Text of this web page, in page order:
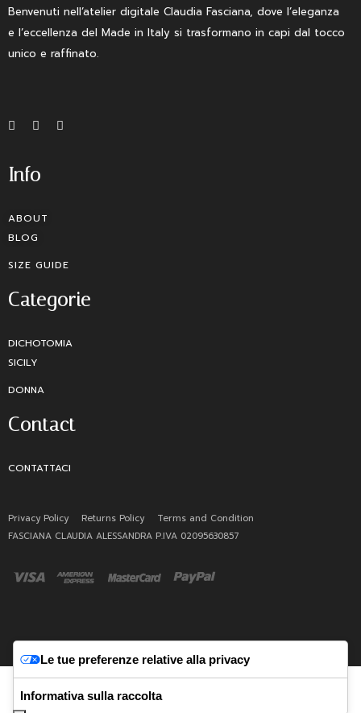
Benvenuti nell’atelier digitale Claudia Fasciana, dove l’eleganza
e l’eccellenza del Made in Italy si trasformano in capi dal tocco
unico e raffinato.
Info
ABOUT
BLOG
SIZE GUIDE
Categorie
DICHOTOMIA
SICILY
DONNA
Contact
CONTATTACI
Privacy Policy Returns Policy
Terms and Condition
FASCIANA CLAUDIA ALESSANDRA P.IVA 02095630857
Le tue preferenze relative alla privacy
Informativa sulla raccolta